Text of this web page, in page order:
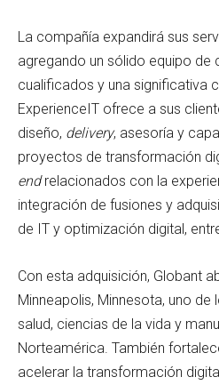
La compañía expandirá sus
agregando un sólido equipo de
cualificados y una significativa
ExperienceIT ofrece a sus
diseño, delivery, asesoría y
proyectos de transformación
endrelacionados con la
integración de fusiones y
de IT y optimización digital,
Con esta adquisición, Globant
Minneapolis, Minnesota, uno
salud, ciencias de la vida y
Norteamérica. También
acelerar la transformación